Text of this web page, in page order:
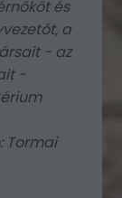
és
a
- az
-
Tormai